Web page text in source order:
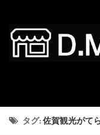
タグ:佐賀観光がて